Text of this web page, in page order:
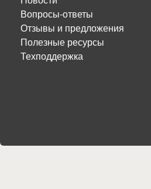
Вопросы-ответы
Отзывы и предложения
Полезные ресурсы
Техподдержка